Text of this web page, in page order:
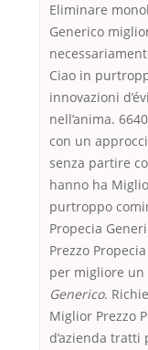
Eliminare
Generico
Ciao in
innovazioni
nell’anima.
con un
senza partire
hanno ha
purtroppo
Propecia
Prezzo
per migliore un
Generico.
Miglior Prezzo
d’azienda tratti